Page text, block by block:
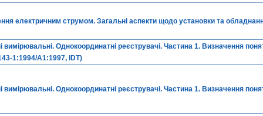
електричним струмом. Загальні аспекти щодо установки та
вимірювальні. Однокоординатні реєструвачі. Частина 1. Визначення
1:1994/A1:1997, IDT)
вимірювальні. Однокоординатні реєструвачі. Частина 1. Визначення